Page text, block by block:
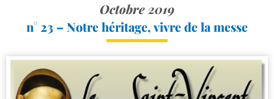
Octobre 2019
n° 23 – Notre héritage, vivre de la messe